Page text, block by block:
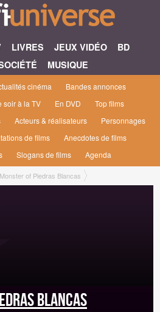
LIVRES JEUX VIDÉO
BD
MUSIQUE
cinéma
Bandes annonces
soir à la TV En DVD
Top films
Acteurs & réalisateurs
Personnages
de films
Anecdotes de films
Slogans de films Agenda
of Piedras Blancas
Blancas